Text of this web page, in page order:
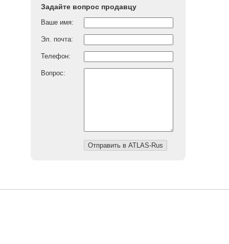
Задайте вопрос продавцу
Ваше имя:
Эл. почта:
Телефон:
Вопрос: